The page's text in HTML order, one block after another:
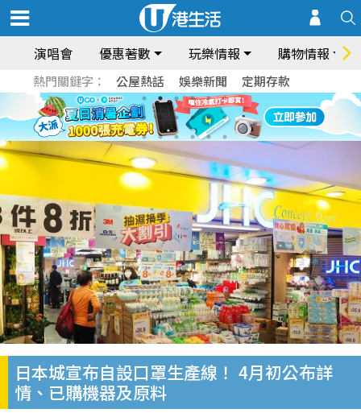
演唱會 優惠著數 玩樂情報 購物情報
熱門關鍵字： 公屋熱話 娛樂新聞 定期存款
日本城宣布自設口罩生產線！ 4月初公布詳
情、已購機器及原料